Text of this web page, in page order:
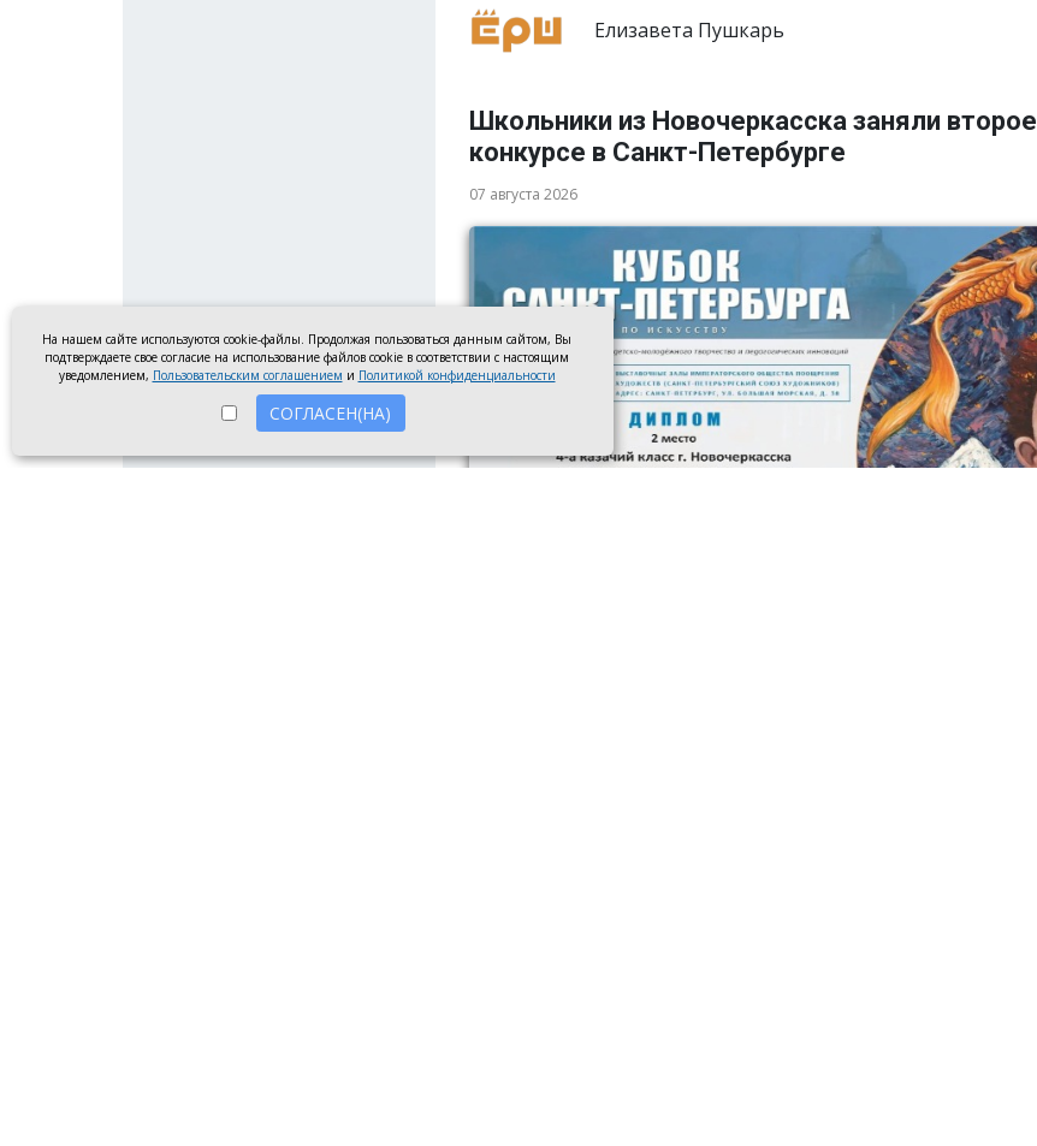
Елизавета Пушкарь
Школьники из Новочеркасска заняли
конкурсе в Санкт-Петербурге
07 августа 2026
На нашем сайте используются cookie-файлы. Продолжая пользоваться данным сайтом, Вы
подтверждаете свое согласие на использование файлов cookie в соответствии с настоящим
уведомлением, Пользовательским соглашением и Политикой конфиденциальности
СОГЛАСЕН(НА)